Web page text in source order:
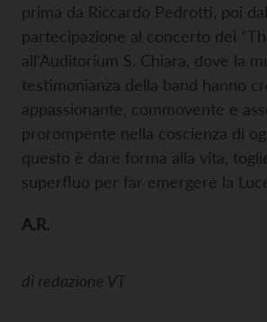
prima da Riccardo Pedrotti, poi
partecipazione al concerto dei
all'Auditorium S. Chiara, dove la
testimonianza della band hanno
appassionante, commovente e
prorompente nella coscienza di
questo è dare forma alla vita,
superfluo per far emergere la
A.R.
di redazione VT